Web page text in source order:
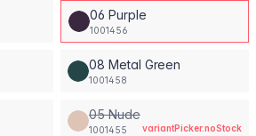
06 Purple
1001456
08 Metal Green
1001458
05 Nude
1001455 variantPicker.noStock